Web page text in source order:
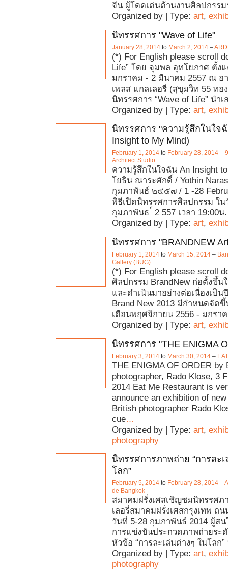
จีน ผู้โดดเด่นด้านงานศิลปกรร
Organized by | Type: art,
นิทรรศการ "Wave of Life"
January 28, 2014 to March 2, 2014 –
(*) For English please scroll
Life” โดย จุมพล อุทโยภาศ ตั้ง
มกราคม - 2 มีนาคม 2557 ณ อา
เพลส แกลเลอรี (สุขุมวิท 55 ทอ
นิทรรศการ “Wave of Life” นำ
Organized by | Type: art,
นิทรรศการ "ความรู้สึกในใจ
Insight to My Mind)
February 1, 2014 to February 28, 2014 –
Architect Studio
ความรู้สึกในใจฉัน An Insight
โยธิน ณาระศักดิ์ / Yothin
กุมภาพันธ์ ๒๕๕๗ / 1 -28
พิธีเปิดนิทรรศการศิลปกรรม ใน
กุมภาพันธ ์ 2 557 เวลา 19:00น.
Organized by | Type: art,
นิทรรศการ "BRANDNEW
February 1, 2014 to March 15, 2014 –
Gallery (BUG)
(*) For English please scroll
ศิลปกรรม BrandNew ก่อตั้งขึ้น
และดำเนินมาอย่างต่อเนื่องเป็
Brand New 2013 มีกำหนดจัดขึ้
เดือนพฤศจิกายน 2556 - มกรา
Organized by | Type: art,
นิทรรศการ "THE ENIGMA
February 3, 2014 to March 30, 2014 –
THE ENIGMA OF ORDER by
photographer, Rado Klose, 3
2014 Eat Me Restaurant is
announce an exhibition of
British photographer Rado
cue…
Organized by | Type: art,
photography
นิทรรศการภาพถ่าย “การละ
โลก”
February 5, 2014 to February 28, 2014 –
de Bangkok
สมาคมฝรั่งเศสเชิญชมนิทรรศ
เลอรี่สมาคมฝรั่งเศสกรุงเทพ ถ
วันที่ 5-28 กุมภาพันธ์ 2014 ผู้สน
การแข่งขันประกวดภาพถ่ายระ
หัวข้อ “การละเล่นต่างๆ ในโลก
Organized by | Type: art,
photography